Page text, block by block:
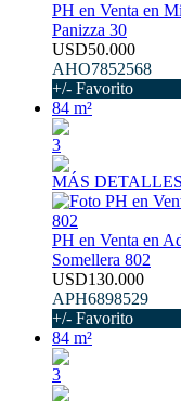
PH en Venta en
Panizza 30
USD50.000
AHO7852568
+/- Favorito
84 m²
3
MÁS DETALLES
PH en Venta en
Somellera 802
USD130.000
APH6898529
+/- Favorito
84 m²
3